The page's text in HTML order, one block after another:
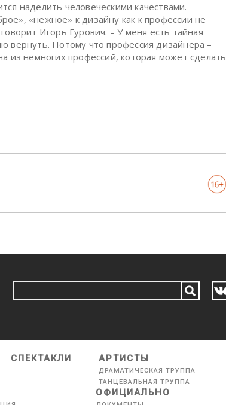
наделить человеческими качествами.
«нежное» к дизайну как к профессии не
Игорь Гурович. – У меня есть тайная
вернуть. Потому что профессия дизайнера –
из немногих профессий, которая может сделать
СПЕКТАКЛИ АРТИСТЫ
ДРАМАТИЧЕСКАЯ ТРУППА
ТАНЦЕВАЛЬНАЯ ТРУППА
ОФИЦИАЛЬНО